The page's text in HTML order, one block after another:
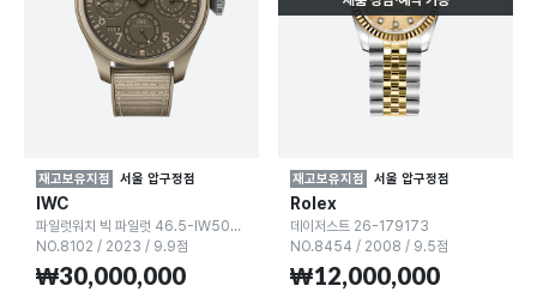
재고보유지점 서울 압구정점
IWC
파일럿워치 빅 파일럿 46.5-IW503004
NO.8102 / 2023 / 9.9점
₩30,000,000
재고보유지점 서울 압구정점
Rolex
데이저스트 26-179173
NO.8454 / 2008 / 9.5점
₩12,000,000